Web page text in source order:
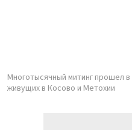
Многотысячный митинг прошел
живущих в Косово и Метохии